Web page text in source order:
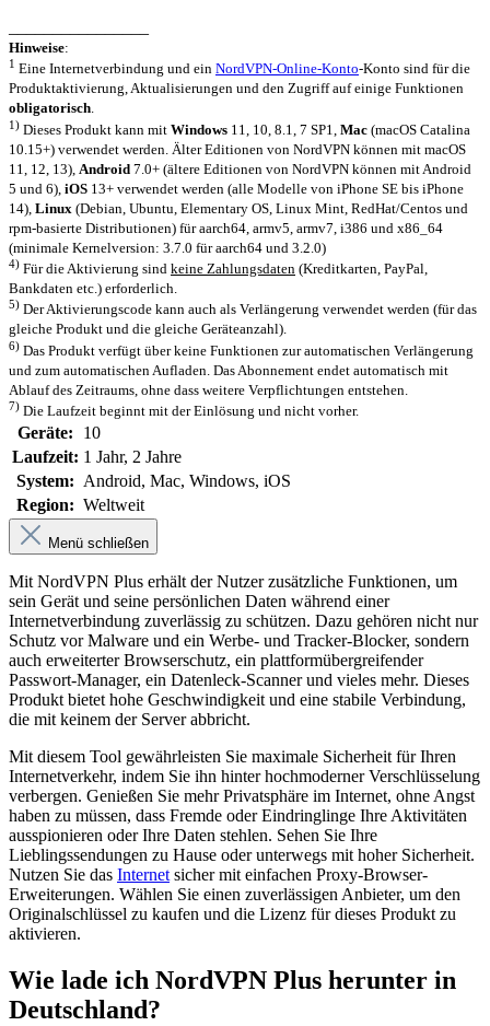
Hinweise:
1 Eine Internetverbindung und ein NordVPN-Online-Konto-Konto sind für die
Produktaktivierung, Aktualisierungen und den Zugriff auf einige Funktionen
obligatorisch.
1) Dieses Produkt kann mit Windows 11, 10, 8.1, 7 SP1, Mac (macOS Catalina
10.15+) verwendet werden. Älter Editionen von NordVPN können mit macOS
11, 12, 13), Android 7.0+ (ältere Editionen von NordVPN können mit Android
5 und 6), iOS 13+ verwendet werden (alle Modelle von iPhone SE bis iPhone
14), Linux (Debian, Ubuntu, Elementary OS, Linux Mint, RedHat/Centos und
rpm-basierte Distributionen) für aarch64, armv5, armv7, i386 und x86_64
(minimale Kernelversion: 3.7.0 für aarch64 und 3.2.0)
4) Für die Aktivierung sind keine Zahlungsdaten (Kreditkarten, PayPal,
Bankdaten etc.) erforderlich.
5) Der Aktivierungscode kann auch als Verlängerung verwendet werden (für das
gleiche Produkt und die gleiche Geräteanzahl).
6) Das Produkt verfügt über keine Funktionen zur automatischen Verlängerung
und zum automatischen Aufladen. Das Abonnement endet automatisch mit
Ablauf des Zeitraums, ohne dass weitere Verpflichtungen entstehen.
7) Die Laufzeit beginnt mit der Einlösung und nicht vorher.
Geräte:
10
Laufzeit: 1 Jahr, 2 Jahre
System: Android, Mac, Windows, iOS
Region: Weltweit
Menü schließen
Mit NordVPN Plus erhält der Nutzer zusätzliche Funktionen, um
sein Gerät und seine persönlichen Daten während einer
Internetverbindung zuverlässig zu schützen. Dazu gehören nicht nur
Schutz vor Malware und ein Werbe- und Tracker-Blocker, sondern
auch erweiterter Browserschutz, ein plattformübergreifender
Passwort-Manager, ein Datenleck-Scanner und vieles mehr. Dieses
Produkt bietet hohe Geschwindigkeit und eine stabile Verbindung,
die mit keinem der Server abbricht.
Mit diesem Tool gewährleisten Sie maximale Sicherheit für Ihren
Internetverkehr, indem Sie ihn hinter hochmoderner Verschlüsselung
verbergen. Genießen Sie mehr Privatsphäre im Internet, ohne Angst
haben zu müssen, dass Fremde oder Eindringlinge Ihre Aktivitäten
ausspionieren oder Ihre Daten stehlen. Sehen Sie Ihre
Lieblingssendungen zu Hause oder unterwegs mit hoher Sicherheit.
Nutzen Sie das Internet sicher mit einfachen Proxy-Browser-
Erweiterungen. Wählen Sie einen zuverlässigen Anbieter, um den
Originalschlüssel zu kaufen und die Lizenz für dieses Produkt zu
aktivieren.
Wie lade ich NordVPN Plus herunter in
Deutschland?